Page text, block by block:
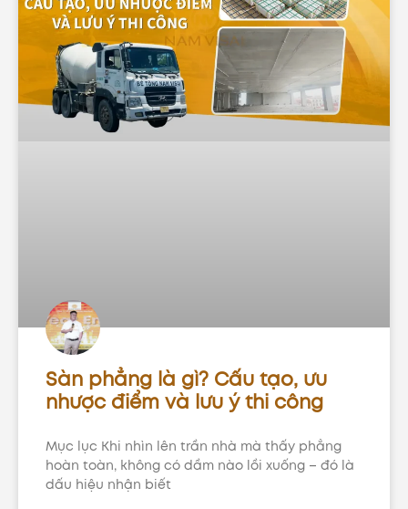
Sàn phẳng là gì? Cấu tạo, ưu
nhược điểm và lưu ý thi công
Mục lục Khi nhìn lên trần nhà mà thấy phẳng
hoàn toàn, không có dầm nào lồi xuống – đó là
dấu hiệu nhận biết